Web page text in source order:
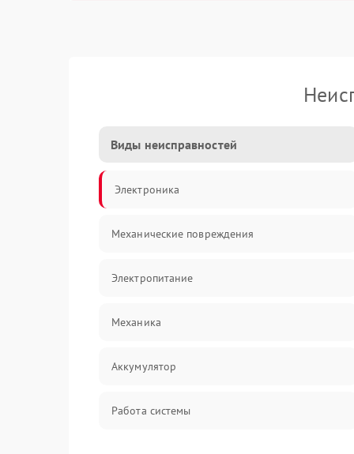
Виды неисправностей
Электроника
Механические повреждения
Электропитание
Механика
Аккумулятор
Работа системы